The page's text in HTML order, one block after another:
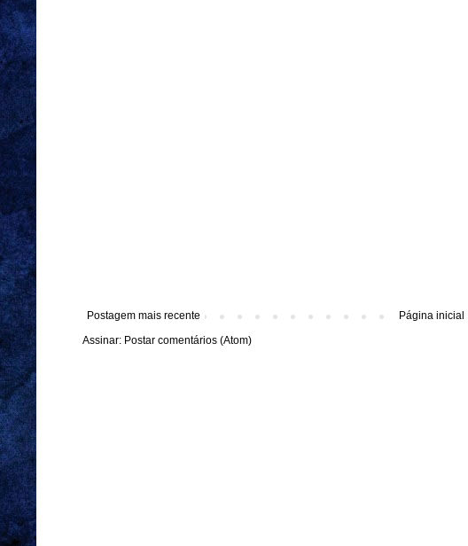
Postagem mais recente
Página inicial
Assinar: Postar comentários (Atom)